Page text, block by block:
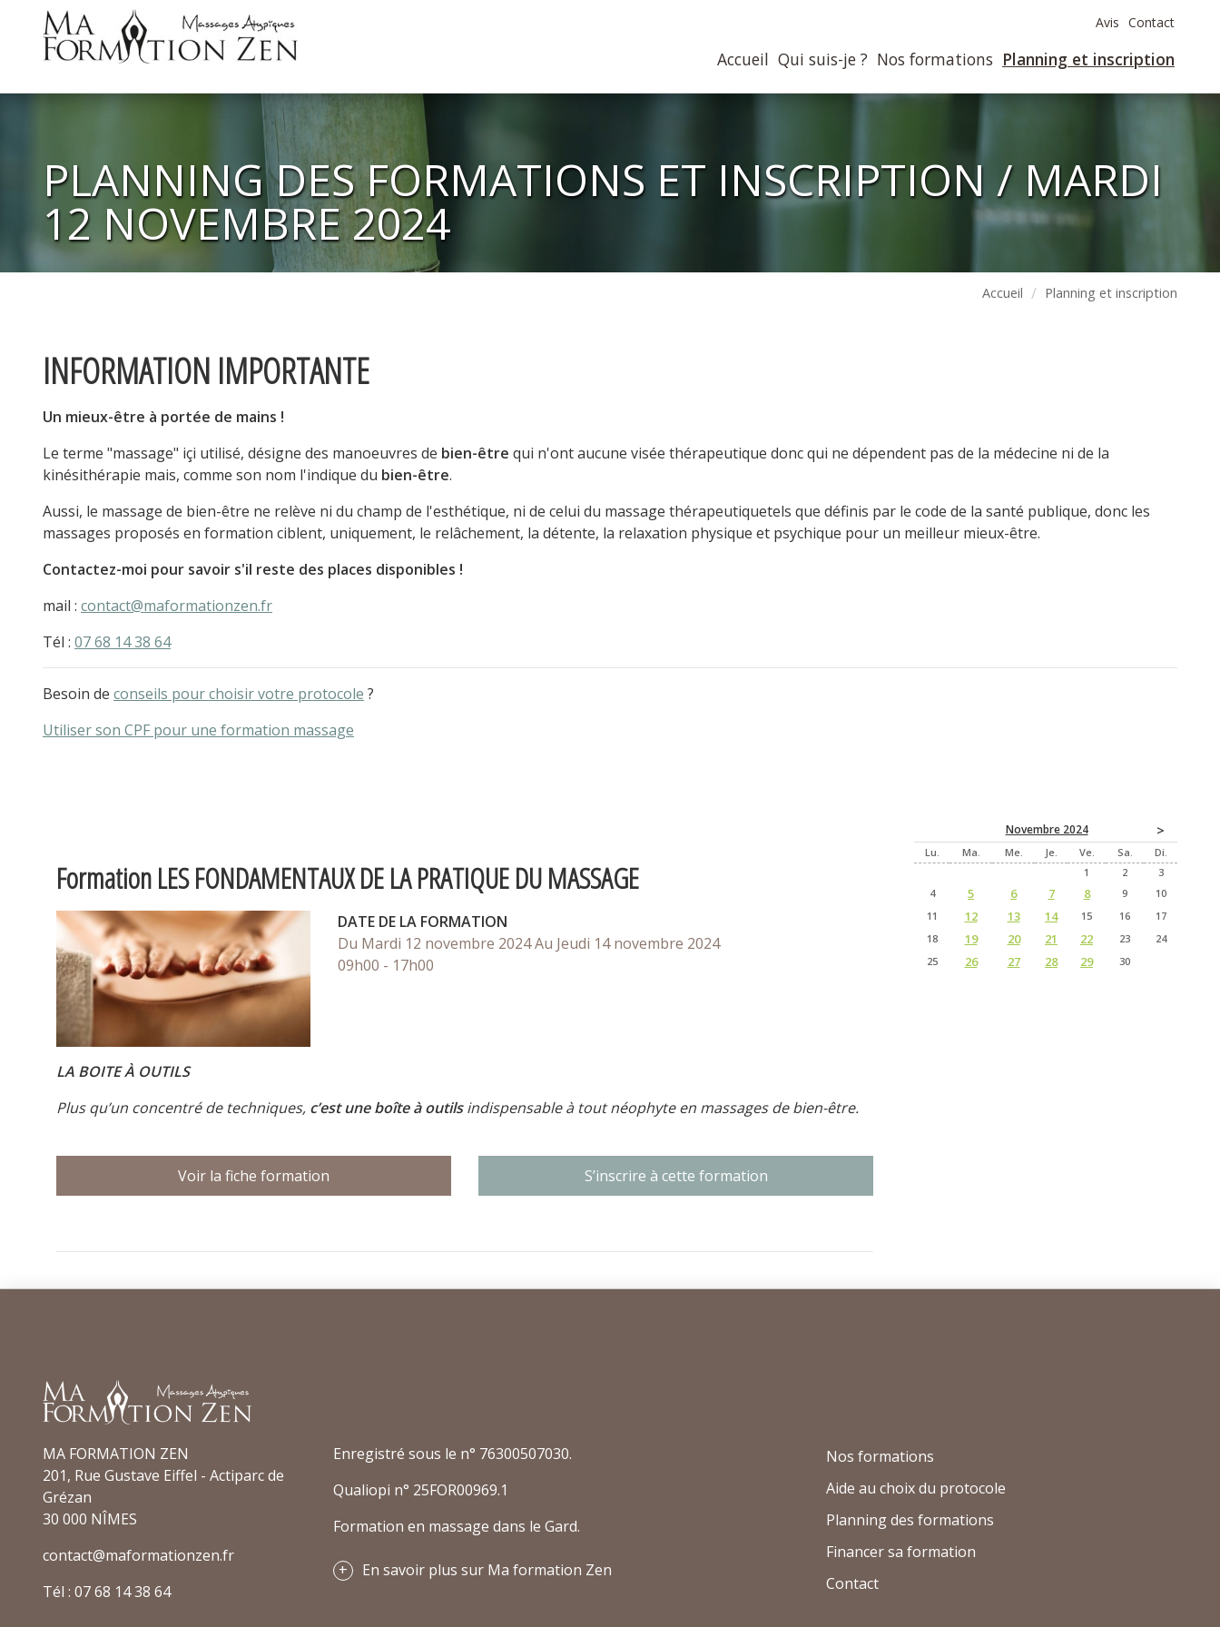
Avis Contact
Accueil Qui suis-je ? Nos formations Planning et inscription
PLANNING DES FORMATIONS ET INSCRIPTION / MARDI
12 NOVEMBRE 2024
Accueil Planning et inscription
INFORMATION IMPORTANTE
Un mieux-être à portée de mains !
Le terme "massage" içi utilisé, désigne des manoeuvres de bien-être qui n'ont aucune visée thérapeutique donc qui ne dépendent pas de la médecine ni de la
kinésithérapie mais, comme son nom l'indique du bien-être.
Aussi, le massage de bien-être ne relève ni du champ de l'esthétique, ni de celui du massage thérapeutiquetels que définis par le code de la santé publique, donc les
massages proposés en formation ciblent, uniquement, le relâchement, la détente, la relaxation physique et psychique pour un meilleur mieux-être.
Contactez-moi pour savoir s'il reste des places disponibles !
mail : contact@maformationzen.fr
Tél : 07 68 14 38 64
Besoin de conseils pour choisir votre protocole ?
Utiliser son CPF pour une formation massage
Formation LES FONDAMENTAUX DE LA PRATIQUE DU MASSAGE
DATE DE LA FORMATION
Du Mardi 12 novembre 2024Au Jeudi 14 novembre 2024
09h00 - 17h00
LA BOITE À OUTILS
Plus qu’un concentré de techniques, c’est une boîte à outilsindispensable à tout néophyte en massages de bien-être.
Voir la fiche formation
Novembre 2024 >
Lu Ma Me Je Ve Sa
Di
1
2
3
4
5 6 7 8 9
10
11
12 13 14 15 16
17
18
19 20 21 22 23
24
25
26 27 28 29 30
MA FORMATION ZEN
201, Rue Gustave Eiffel - Actiparc de
Grézan
30 000 NÎMES
contact@maformationzen.fr
Tél : 07 68 14 38 64
Enregistré sous le n° 76300507030.
Qualiopi n° 25FOR00969.1
Formation en massage dans le Gard.
En savoir plus sur Ma formation Zen
Nos formations
Aide au choix du protocole
Planning des formations
Financer sa formation
Contact